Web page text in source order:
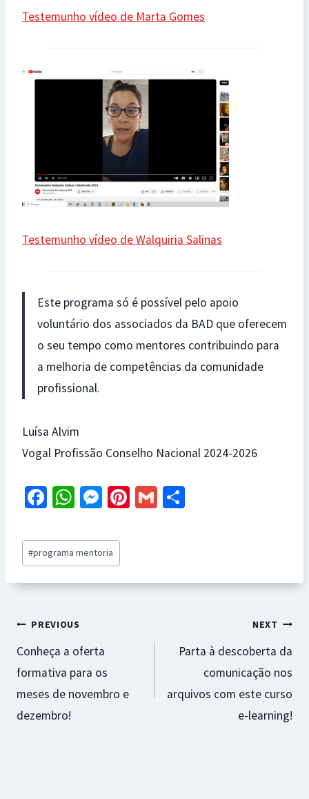
Testemunho vídeo de Marta Gomes
Testemunho vídeo de Walquiria Salinas
Este programa só é possível pelo apoio
voluntário dos associados da BAD que oferecem
o seu tempo como mentores contribuindo para
a melhoria de competências da comunidade
profissional.
Luísa Alvim
Vogal Profissão Conselho Nacional 2024-2026
Fa
b
o
o
W
at
sA
p
M
se
n
ge
Pi
t
G
Post
Tags:
#programa mentoria
Navegação
de
artigos
PREVIOUS
Conheça a oferta
formativa para os
meses de novembro e
dezembro!
NEXT
Parta à descoberta da
comunicação nos
arquivos com este curso
e-learning!